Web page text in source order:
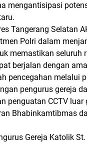
mengantisipasi
Tangerang Selatan
Polri dalam
memastikan seluruh
berjalan dengan
pencegahan melalui
pengurus gereja
penguatan CCTV
Bhabinkamtibmas
Gereja Katolik